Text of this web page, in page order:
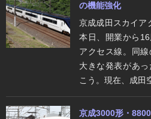
の機能強化
京成成田スカイア
本日、開業から
アクセス線。同
大きな発表があ
こう。現在、成田
京成3000形・